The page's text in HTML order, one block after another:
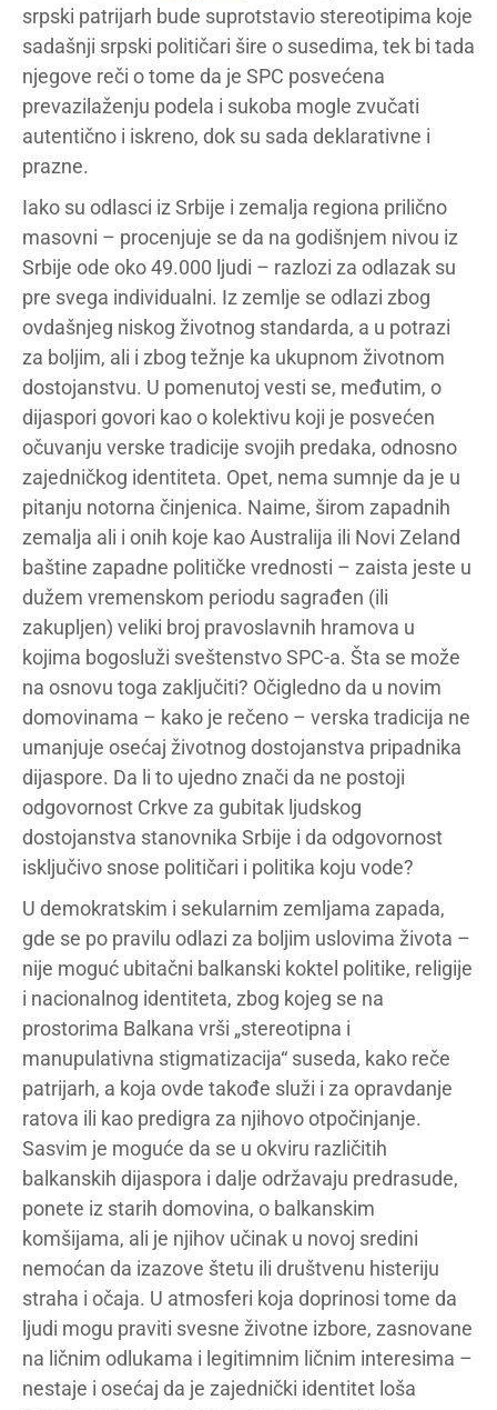
srpski patrijarh bude suprotstavio stereotipima koje
sadašnji srpski političari šire o susedima, tek bi tada
njegove reči o tome da je SPC posvećena
prevazilaženju podela i sukoba mogle zvučati
autentično i iskreno, dok su sada deklarativne i
prazne.
Iako su odlasci iz Srbije i zemalja regiona prilično
masovni – procenjuje se da na godišnjem nivou iz
Srbije ode oko 49.000 ljudi – razlozi za odlazak su
pre svega individualni. Iz zemlje se odlazi zbog
ovdašnjeg niskog životnog standarda, a u potrazi
za boljim, ali i zbog težnje ka ukupnom životnom
dostojanstvu. U pomenutoj vesti se, međutim, o
dijaspori govori kao o kolektivu koji je posvećen
očuvanju verske tradicije svojih predaka, odnosno
zajedničkog identiteta. Opet, nema sumnje da je u
pitanju notorna činjenica. Naime, širom zapadnih
zemalja ali i onih koje kao Australija ili Novi Zeland
baštine zapadne političke vrednosti – zaista jeste u
dužem vremenskom periodu sagrađen (ili
zakupljen) veliki broj pravoslavnih hramova u
kojima bogosluži sveštenstvo SPC-a. Šta se može
na osnovu toga zaključiti? Očigledno da u novim
domovinama – kako je rečeno – verska tradicija ne
umanjuje osećaj životnog dostojanstva pripadnika
dijaspore. Da li to ujedno znači da ne postoji
odgovornost Crkve za gubitak ljudskog
dostojanstva stanovnika Srbije i da odgovornost
isključivo snose političari i politika koju vode?
U demokratskim i sekularnim zemljama zapada,
gde se po pravilu odlazi za boljim uslovima života –
nije moguć ubitačni balkanski koktel politike, religije
i nacionalnog identiteta, zbog kojeg se na
prostorima Balkana vrši „stereotipna i
manupulativna stigmatizacija“ suseda, kako reče
patrijarh, a koja ovde takođe služi i za opravdanje
ratova ili kao predigra za njihovo otpočinjanje.
Sasvim je moguće da se u okviru različitih
balkanskih dijaspora i dalje održavaju predrasude,
ponete iz starih domovina, o balkanskim
komšijama, ali je njihov učinak u novoj sredini
nemoćan da izazove štetu ili društvenu histeriju
straha i očaja. U atmosferi koja doprinosi tome da
ljudi mogu praviti svesne životne izbore, zasnovane
na ličnim odlukama i legitimnim ličnim interesima –
nestaje i osećaj da je zajednički identitet loša